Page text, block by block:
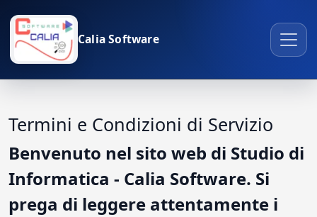
Calia Software
Termini e Condizioni di Servizio
Benvenuto nel sito web di Studio di
Informatica - Calia Software. Si
prega di leggere attentamente i